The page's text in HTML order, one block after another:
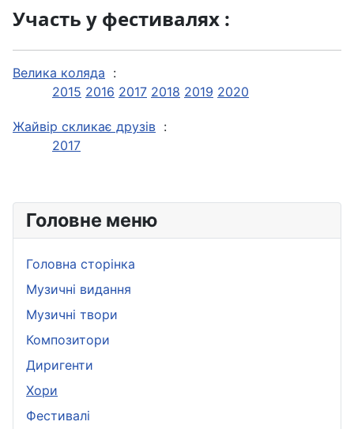
Головне меню
Головна сторінка
Музичні видання
Музичні твори
Композитори
Диригенти
Хори
Фестивалі
Участь у фестивалях :
Велика коляда :
2015 2016 2017 2018 2019 2020
Жайвір скликає друзів :
2017